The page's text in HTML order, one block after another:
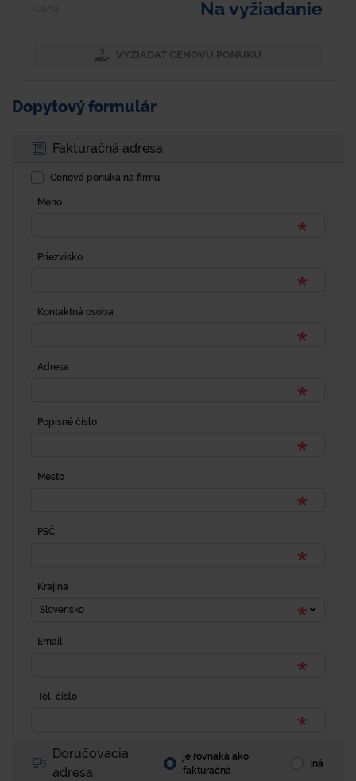
Na vyžiadanie
VYŽIADAŤ CENOVÚ PONUKU
Dopytový formulár
Fakturačná adresa
Cenová ponuka na firmu
Meno
Priezvisko
Kontaktná osoba
Adresa
Popisné číslo
Mesto
PSČ
Krajina
Slovensko
Email
Tel. číslo
Doručovacia
adresa
je rovnaká ako
fakturačná
Iná